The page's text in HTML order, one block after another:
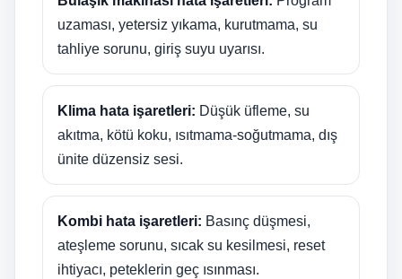
uzaması, yetersiz yıkama, kurutmama, su
tahliye sorunu, giriş suyu uyarısı.
Klima hata işaretleri: Düşük üfleme, su
akıtma, kötü koku, ısıtmama-soğutmama, dış
ünite düzensiz sesi.
Kombi hata işaretleri: Basınç düşmesi,
ateşleme sorunu, sıcak su kesilmesi, reset
ihtiyacı, peteklerin geç ısınması.